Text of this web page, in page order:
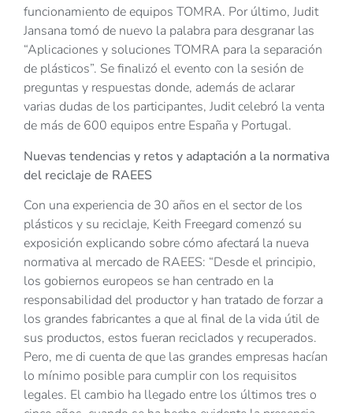
funcionamiento de equipos TOMRA. Por último, Judit
Jansana tomó de nuevo la palabra para desgranar las
“Aplicaciones y soluciones TOMRA para la separación
de plásticos”. Se finalizó el evento con la sesión de
preguntas y respuestas donde, además de aclarar
varias dudas de los participantes, Judit celebró la venta
de más de 600 equipos entre España y Portugal.
Nuevas tendencias y retos y adaptación a la normativa
del reciclaje de RAEES
Con una experiencia de 30 años en el sector de los
plásticos y su reciclaje, Keith Freegard comenzó su
exposición explicando sobre cómo afectará la nueva
normativa al mercado de RAEES: “Desde el principio,
los gobiernos europeos se han centrado en la
responsabilidad del productor y han tratado de forzar a
los grandes fabricantes a que al final de la vida útil de
sus productos, estos fueran reciclados y recuperados.
Pero, me di cuenta de que las grandes empresas hacían
lo mínimo posible para cumplir con los requisitos
legales. El cambio ha llegado entre los últimos tres o